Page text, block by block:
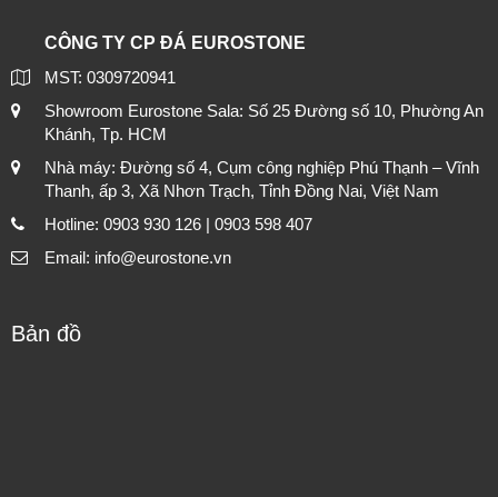
CÔNG TY CP ĐÁ EUROSTONE
MST: 0309720941
Showroom Eurostone Sala: Số 25 Đường số 10, Phường An
Khánh, Tp. HCM
Nhà máy: Đường số 4, Cụm công nghiệp Phú Thạnh – Vĩnh
Thanh, ấp 3, Xã Nhơn Trạch, Tỉnh Đồng Nai, Việt Nam
Hotline: 0903 930 126 | 0903 598 407
Email: info@eurostone.vn
Bản đồ